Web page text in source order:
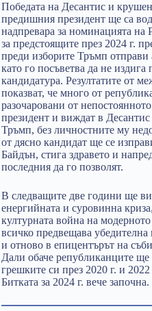
Победата на Десантис и
предишния президент ще са
надпревара за номинацията на
за предстоящите през 2024 г.
преди изборите Тръмп отправи
като го посъветва да не издига
кандидатура. Резултатите от
показват, че много от
разочаровани от
президент и виждат в Десантис
Тръмп, без личностните му
от дясно кандидат ще се
Байдън, стига здравето и
последния да го позволят.
В следващите две години ще
енергийната и суровинна
културната война на
всичко предвещава
и отново в епицентърът на
Дали обаче републиканците ще
грешките си през 2020 г. и 2022
Битката за 2024 г. вече започна.